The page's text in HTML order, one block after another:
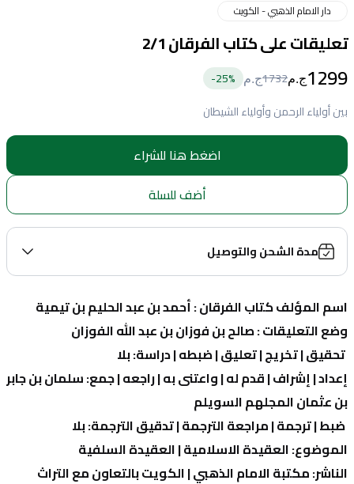
دار الامام الذهبي - الكويت
تعليقات على كتاب الفرقان 2/1
1299ج.م1732ج.م 25%-
بين أولياء الرحمن وأولياء الشيطان
اضغط هنا للشراء
أضف للسلة
مدة الشحن والتوصيل
اسم المؤلف كتاب الفرقان : أحمد بن عبد الحليم بن تيمية
وضع التعليقات : صالح بن فوزان بن عبد الله الفوزان
تحقيق | تخريج | تعليق | ضبطه | دراسة: بلا
بن عثمان المجلهم السويلم
ضبط | ترجمة | مراجعة الترجمة | تدقيق الترجمة: بلا
الموضوع: العقيدة الاسلامية | العقيدة السلفية